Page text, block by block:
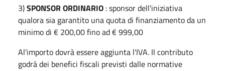
3)SPONSOR ORDINARIO : sponsor dell'iniziativa
qualora sia garantito una quota di finanziamento da un
minimo di € 200,00 fino ad € 999,00
Al'importo dovrà essere aggiunta l'IVA. Il contributo
godrà dei benefici fiscali previsti dalle normative